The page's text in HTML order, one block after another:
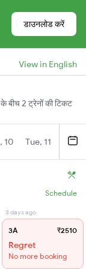
डाउनलोड करें
View in English
बीच 2 ट्रेनों की टिकट
10 Tue, 11
Schedule
3 days ago
3A ₹2510
Regret
No more booking